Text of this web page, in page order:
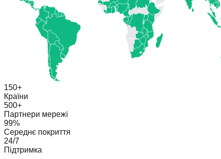
150+
Країни
500+
Партнери мережі
99%
Середнє покриття
24/7
Підтримка